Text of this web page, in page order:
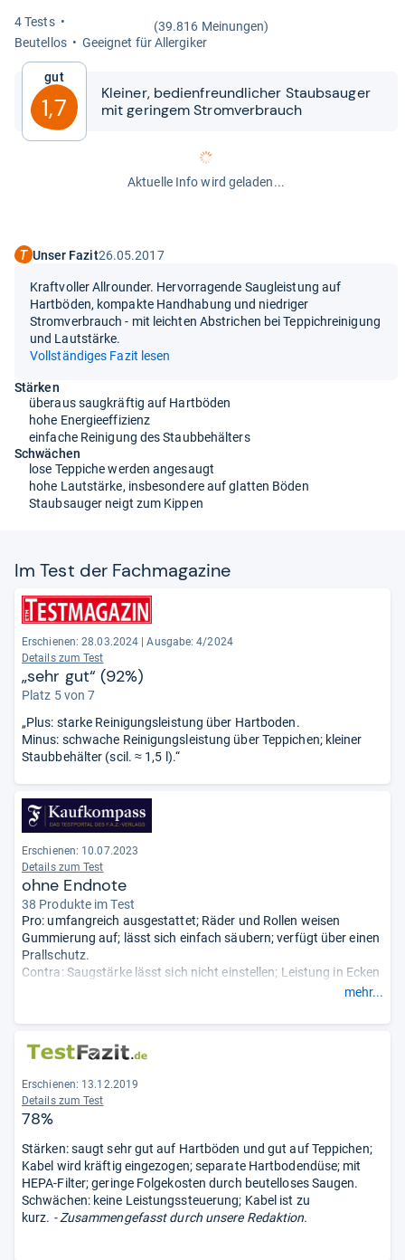
4 Tests
(39.816 Meinungen)
Beu­tel­los
Geeig­net für All­er­gi­ker
Gut
1,7
Klei­ner, bedi­en­freund­li­cher Staub­sau­ger
mit gerin­gem Strom­ver­brauch
Aktuelle Info wird geladen...
Unser Fazit26.05.2017
Kraftvoller Allrounder. Hervorragende Saugleistung auf
Hartböden, kompakte Handhabung und niedriger
Stromverbrauch - mit leichten Abstrichen bei Teppichreinigung
und Lautstärke.
Vollständiges Fazit lesen
Stärken
überaus saugkräftig auf Hartböden
hohe Energieeffizienz
einfache Reinigung des Staubbehälters
Schwächen
lose Teppiche werden angesaugt
hohe Lautstärke, insbesondere auf glatten Böden
Staubsauger neigt zum Kippen
Im Test der Fach­ma­ga­zine
Erschienen: 28.03.2024 | Ausgabe: 4/2024
Details zum Test
„sehr gut“ (92%)
Platz 5 von 7
„Plus: starke Reinigungsleistung über Hartboden.
Minus: schwache Reinigungsleistung über Teppichen; kleiner
Staubbehälter (scil. ≈ 1,5 l).“
Erschienen: 10.07.2023
Details zum Test
ohne Endnote
38 Produkte im Test
Pro: umfangreich ausgestattet; Räder und Rollen weisen
Gummierung auf; lässt sich einfach säubern; verfügt über einen
Prallschutz.
Contra: Saugstärke lässt sich nicht einstellen; Leistung in Ecken
auf.- Zusammengefasst durch unsere Redaktion.
mehr...
Erschienen: 13.12.2019
Details zum Test
78%
Stärken: saugt sehr gut auf Hartböden und gut auf Teppichen;
Kabel wird kräftig eingezogen; separate Hartbodendüse; mit
HEPA-Filter; geringe Folgekosten durch beutelloses Saugen.
Schwächen: keine Leistungssteuerung; Kabel ist zu
kurz. - Zusammengefasst durch unsere Redaktion.